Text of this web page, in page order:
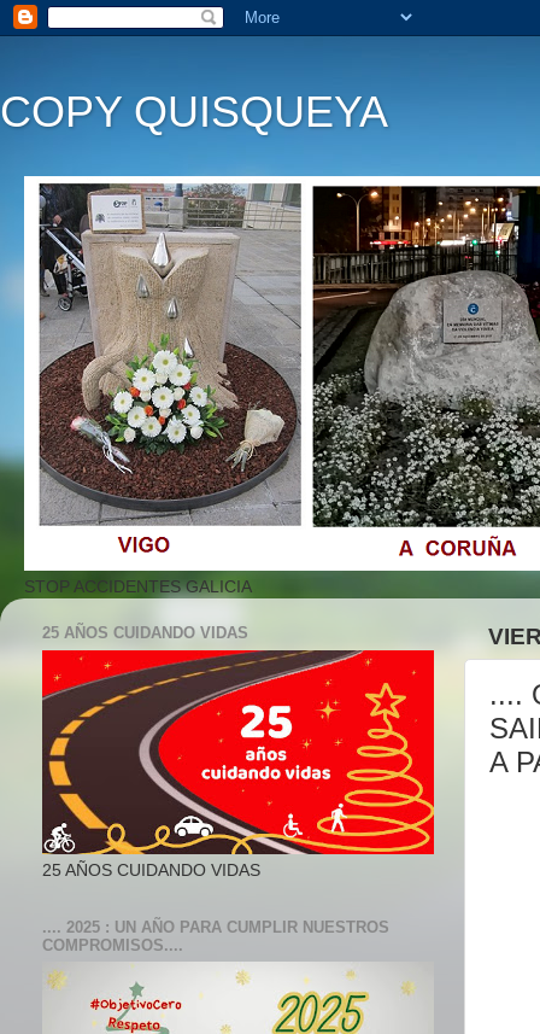
COPY QUISQUEYA
STOP ACCIDENTES GALICIA
....
A
25 AÑOS CUIDANDO VIDAS
25 AÑOS CUIDANDO VIDAS
.... 2025 : UN AÑO PARA CUMPLIR NUESTROS
COMPROMISOS....